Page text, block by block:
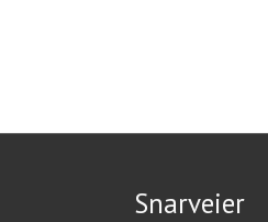
Snarveier